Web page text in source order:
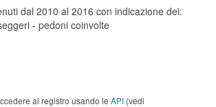
dal 2010 al 2016 con indicazione dei:
- pedoni coinvolte
al registro usando le API (vedi